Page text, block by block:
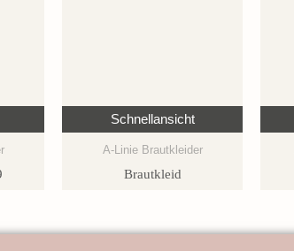
Schnellansicht
A-Linie Brautkleider
Brautkleid